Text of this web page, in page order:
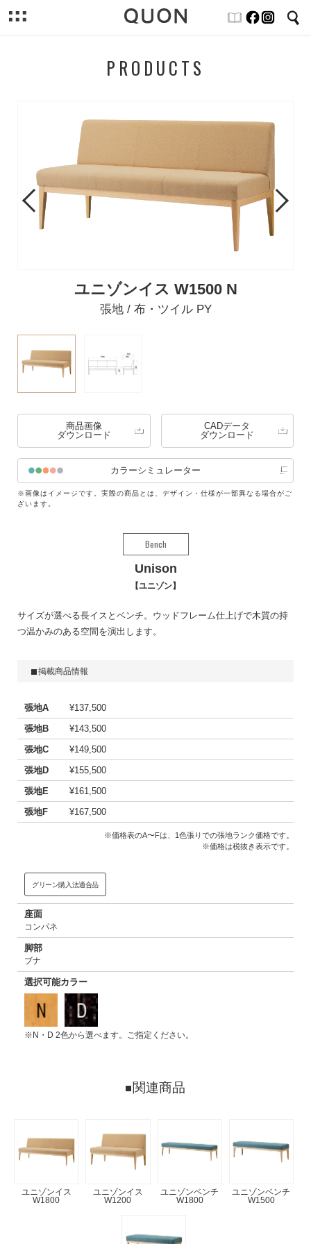
PRODUCTS
Previous
ユニゾンイス W1500 N
張地 / 布・ツイル PY
Next
商品画像
ダウンロード
CADデータ
ダウンロード
カラーシミュレーター
※画像はイメージです。実際の商品とは、デザイン・仕様が一部異なる場合がご
ざいます。
Bench
Unison
ユニゾン
サイズが選べる長イスとベンチ。ウッドフレーム仕上げで木質の持
つ温かみのある空間を演出します。
掲載商品情報
張地A
¥137,500
張地B
¥143,500
張地C
¥149,500
張地D
¥155,500
張地E
¥161,500
張地F
¥167,500
※価格表のA〜Fは、1色張りでの張地ランク価格です。
※価格は税抜き表示です。
グリーン購入法適合品
座面
コンパネ
脚部
ブナ
選択可能カラー
※N・D 2色から選べます。ご指定ください。
関連商品
ユニゾンイス
W1800
ユニゾンイス
W1200
ユニゾンベンチ
W1800
ユニゾンベンチ
W1500